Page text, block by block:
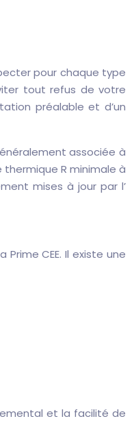
pour chaque type
tout refus de votre
préalable et d’un
associée à
thermique R minimale à
mises à jour par l’
CEE. Il existe une
et la facilité de